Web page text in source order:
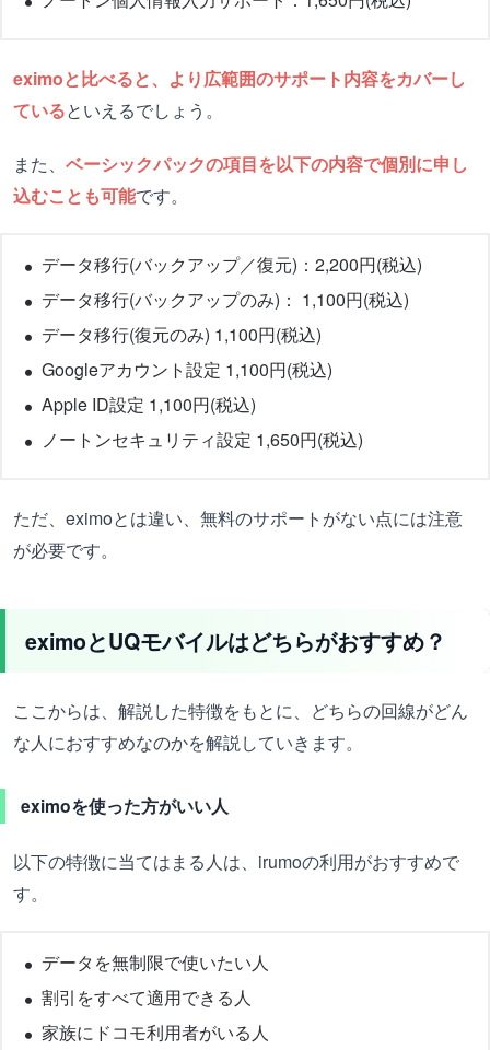
eximoと比べると、より広範囲のサポート内容をカバーし
ているといえるでしょう。
また、 ベーシックパックの項目を以下の内容で個別に申し
込むことも可能です。
データ移行(バックアップ／復元)：2,200円(税込)
データ移行(バックアップのみ)： 1,100円(税込)
データ移行(復元のみ) 1,100円(税込)
Googleアカウント設定 1,100円(税込)
Apple ID設定 1,100円(税込)
ノートンセキュリティ設定 1,650円(税込)
ただ、eximoとは違い、無料のサポートがない点には注意
が必要です。
eximoとUQモバイルはどちらがおすすめ？
ここからは、解説した特徴をもとに、どちらの回線がどん
な人におすすめなのかを解説していきます。
eximoを使った方がいい人
以下の特徴に当てはまる人は、irumoの利用がおすすめで
す。
データを無制限で使いたい人
割引をすべて適用できる人
家族にドコモ利用者がいる人